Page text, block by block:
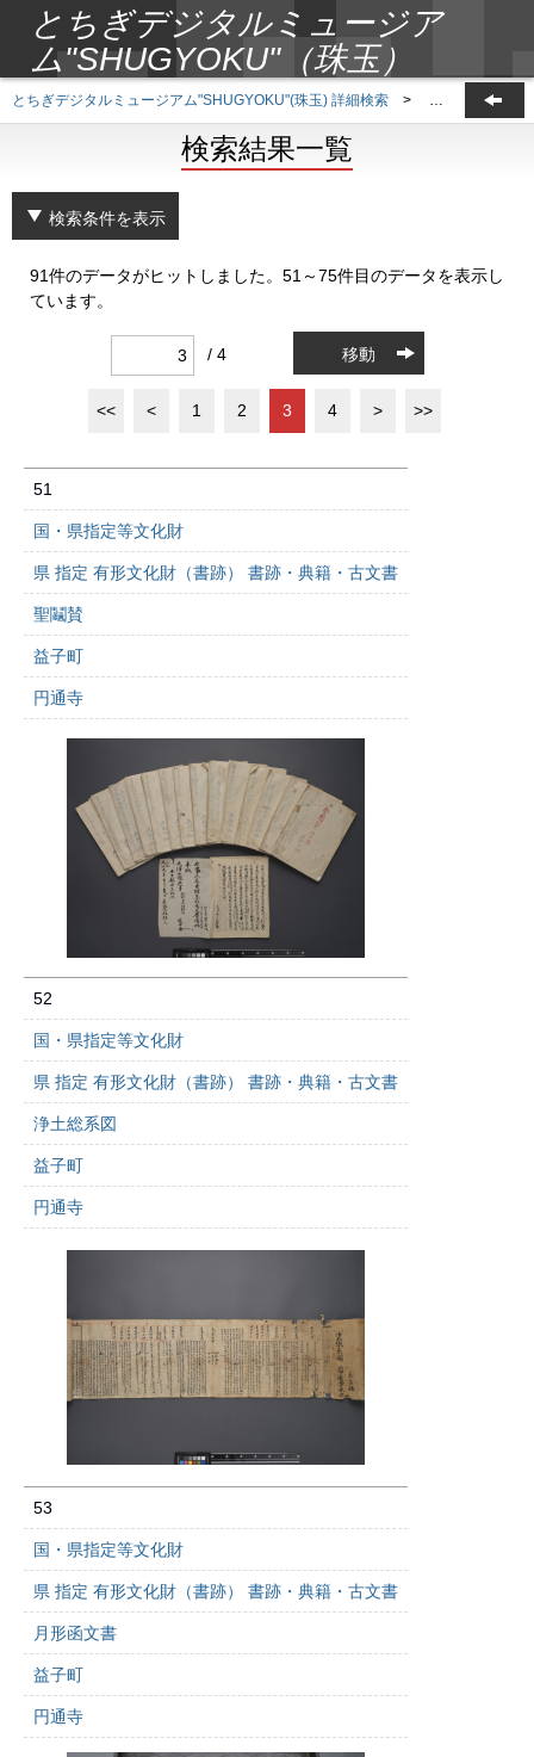
とちぎデジタルミュージア
ム"SHUGYOKU"（珠玉）
とちぎデジタルミュージアム"SHUGYOKU"(珠玉) 詳細検索 > 検索結果一覧
検索結果一覧
検索条件を表示
91件のデータがヒットしました。51～75件目のデータを表示し
ています。
/ 4 移動
<< < 1 2 3 4 > >>
51
国・県指定等文化財
県 指定 有形文化財（書跡） 書跡・典籍・古文書
聖鬮賛
益子町
円通寺
52
国・県指定等文化財
県 指定 有形文化財（書跡） 書跡・典籍・古文書
浄土総系図
益子町
円通寺
53
国・県指定等文化財
県 指定 有形文化財（書跡） 書跡・典籍・古文書
月形函文書
益子町
円通寺